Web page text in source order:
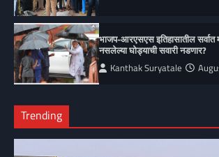
भाजप-आरएसएस इतिहासातील सर्वात
नसलेल्या घोड्याची सवारी नडणार?
Kanthak Suryatale
Trending